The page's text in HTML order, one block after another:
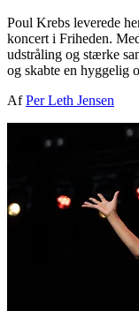
Poul Krebs leverede
koncert i Friheden.
udstråling og stærke
og skabte en hyggelig
AfPer Leth Jensen